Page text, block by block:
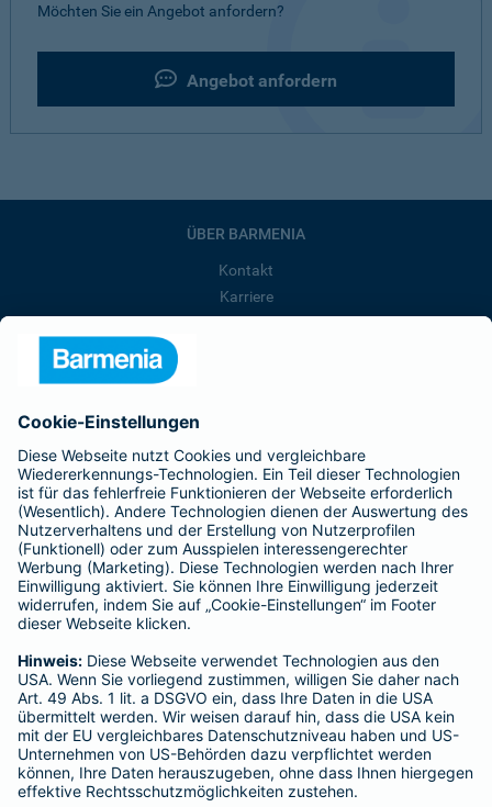
Möchten Sie ein Angebot anfordern?
Angebot anfordern
ÜBER BARMENIA
Kontakt
Karriere
Presse
Barmenia ist Teil der BarmeniaGothaer
BELIEBTE SEITEN
Kranken-Zusatzversicherung
Tierversicherungen
Haftpflichtversicherung
Hausratversicherung
Adresse ändern
Schaden melden
Kilometerstandsmeldung
Serviceübersicht